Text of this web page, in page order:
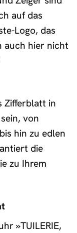
auf das
Logo, das
auch hier nicht
Zifferblatt in
von
hin zu edlen
die
zu Ihrem
»TUILERIE,